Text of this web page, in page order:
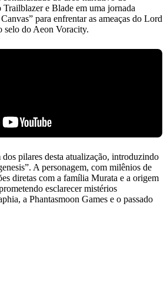
e Blade em uma jornada
para enfrentar as ameaças do Lord
selo do Aeon Voracity.
pilares desta atualização, introduzindo
A personagem, com milênios de
diretas com a família Murata e a origem
esclarecer mistérios
a Phantasmoon Games e o passado